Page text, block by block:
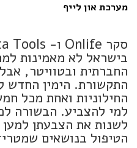
מערכת און לייף
בישראל לא מאמינות
החברתית ובטוויטר,
התקשורת. הימין החדש
החילוניות ואחת מכל
למי להצביע. הבשורה
לשנות את הצבעתן
הטיפול בנושאים